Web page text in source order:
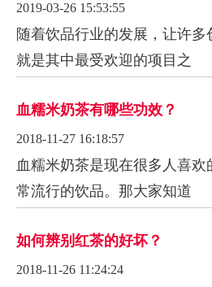
2019-03-26 15:53:55
随着饮品行业的发展，让许
就是其中最受欢迎的项目之
血糯米奶茶有哪些功效？
2018-11-27 16:18:57
血糯米奶茶是现在很多人喜
常流行的饮品。那大家知道
如何辨别红茶的好坏？
2018-11-26 11:24:24